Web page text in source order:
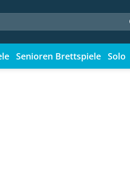
Senioren Brettspiele Solo